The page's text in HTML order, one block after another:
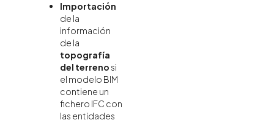
Importación
de la
información
de la
topografía
del terreno si
el modelo BIM
contiene un
fichero IFC con
las entidades